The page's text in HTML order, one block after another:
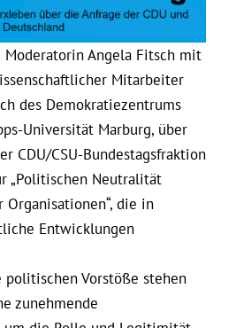
Angela Fitsch mit
Mitarbeiter
des Demokratiezentrums
Universität Marburg, über
CDU/CSU-Bundestagsfraktion
„Politischen Neutralität
die in
Entwicklungen
politischen Vorstöße stehen
zunehmende